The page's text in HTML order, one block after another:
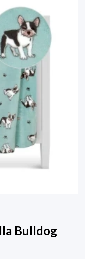
Bulldog